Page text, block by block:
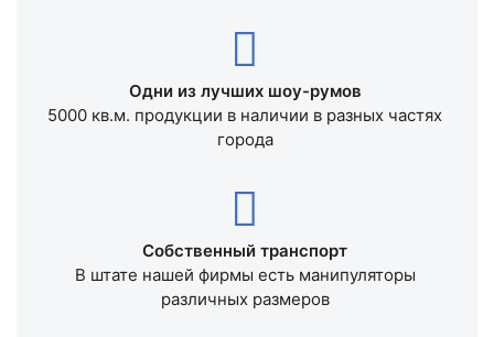
Одни из лучших шоу-румов
5000 кв.м. продукции в наличии в разных частях
города
Собственный транспорт
В штате нашей фирмы есть манипуляторы
различных размеров